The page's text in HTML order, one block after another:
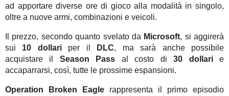
ad apportare diverse ore di gioco alla modalità in singolo,
oltre a nuove armi, combinazioni e veicoli.
Il prezzo, secondo quanto svelato da Microsoft, si aggirerà
sui 10 dollariper il DLC, ma sarà anche possibile
acquistare il Season Pass al costo di30 dollarie
accaparrarsi, così, tutte le prossime espansioni.
Operation Broken Eagle rappresenta il primo episodio